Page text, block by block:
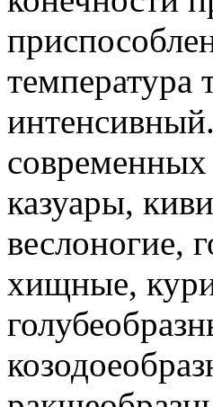
температура
казуары,
веслоногие,
хищные,